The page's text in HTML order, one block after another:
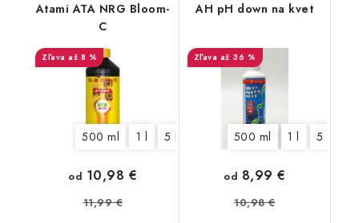
Atami ATA NRG Bloom-
C
až 8 %
500 ml 1 l 5 l
od 10,98 €
11,99 €
AH pH down na kvet
až 36 %
500 ml 1 l 5 l
od 8,99 €
10,98 €